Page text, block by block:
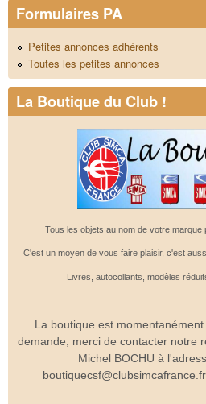
Formulaires PA
Petites annonces adhérents
Toutes les petites annonces
La Boutique du Club !
Tous les objets au nom de votre marque
C'est un moyen de vous faire plaisir, c'est
Livres, autocollants, modèles
La boutique est
demande, merci de contacter notre
Michel BOCHU à